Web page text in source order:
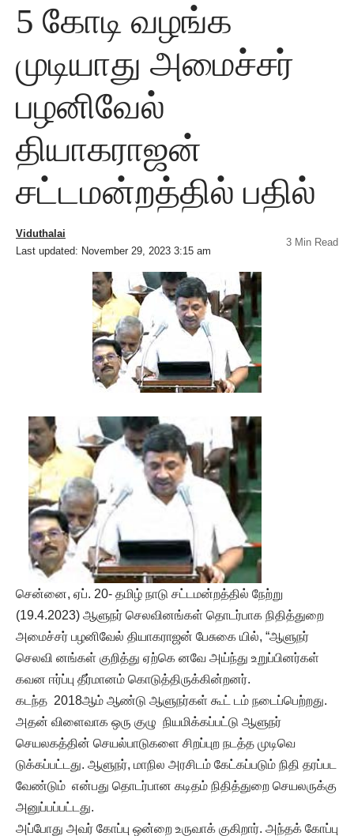
5 கோடி வழங்க
முடியாது அமைச்சர்
பழனிவேல்
தியாகராஜன்
சட்டமன்றத்தில் பதில்
Last updated: November 29, 2023 3:15 am
Viduthalai
3 Min Read
சென்னை, ஏப். 20- தமிழ் நாடு சட்டமன்றத்தில் நேற்று
(19.4.2023) ஆளுநர் செலவினங்கள் தொடர்பாக நிதித்துறை
அமைச்சர் பழனிவேல் தியாகராஜன் பேசுகை யில், “ஆளுநர்
செலவி னங்கள் குறித்து ஏற்கெ னவே அய்ந்து உறுப்பினர்கள்
கவன ஈர்ப்பு தீர்மானம் கொடுத்திருக்கின்றனர்.
கடந்த 2018ஆம் ஆண்டு ஆளுநர்கள் கூட் டம் நடைப்பெற்றது.
அதன் விளைவாக ஒரு குழு நியமிக்கப்பட்டு ஆளுநர்
செயலகத்தின் செயல்பாடுகளை சிறப்புற நடத்த முடிவெ
டுக்கப்பட்டது. ஆளுநர், மாநில அரசிடம் கேட்கப்படும் நிதி தரப்பட
வேண்டும் என்பது தொடர்பான கடிதம் நிதித்துறை செயலருக்கு
அனுப்பப்பட்டது.
அப்போது அவர் கோப்பு ஒன்றை உருவாக் குகிறார். அந்தக் கோப்பு